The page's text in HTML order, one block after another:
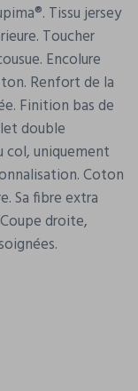
Tissu jersey
Toucher
Encolure
Renfort de la
Finition bas de
double
col, uniquement
Coton
Sa fibre extra
droite,